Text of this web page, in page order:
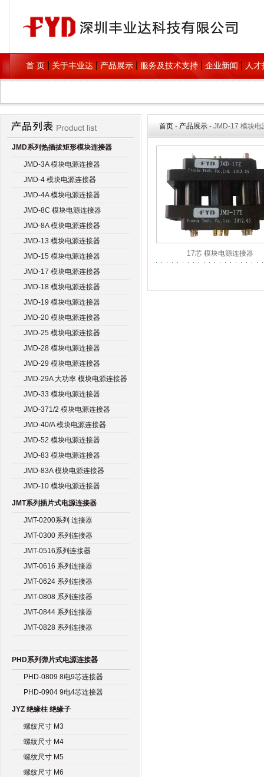
首 页 关于丰业达 产品展示 服务及技术支持 企业新闻 人
JMD系列热插拔矩形模块连接器
JMD-3A 模块电源连接器
JMD-4 模块电源连接器
JMD-4A 模块电源连接器
JMD-8C 模块电源连接器
JMD-8A 模块电源连接器
JMD-13 模块电源连接器
JMD-15 模块电源连接器
JMD-17 模块电源连接器
JMD-18 模块电源连接器
JMD-19 模块电源连接器
JMD-20 模块电源连接器
JMD-25 模块电源连接器
JMD-28 模块电源连接器
JMD-29 模块电源连接器
JMD-29A 大功率 模块电源连接器
JMD-33 模块电源连接器
JMD-371/2 模块电源连接器
JMD-40/A 模块电源连接器
JMD-52 模块电源连接器
JMD-83 模块电源连接器
JMD-83A 模块电源连接器
JMD-10 模块电源连接器
JMT系列插片式电源连接器
JMT-0200系列 连接器
JMT-0300 系列连接器
JMT-0516系列连接器
JMT-0616 系列连接器
JMT-0624 系列连接器
JMT-0808 系列连接器
JMT-0844 系列连接器
JMT-0828 系列连接器
PHD系列弹片式电源连接器
PHD-0809 8电9芯连接器
PHD-0904 9电4芯连接器
JYZ 绝缘柱 绝缘子
螺纹尺寸 M3
螺纹尺寸 M4
螺纹尺寸 M5
螺纹尺寸 M6
首页 - 产品展示 - JMD-17 模块电
17芯 模块电源连接器